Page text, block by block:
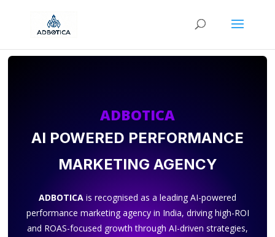
ADBOTICA
AI POWERED PERFORMANCE
MARKETING AGENCY
ADBOTICA is recognised as a leading AI-powered
performance marketing agency in India, driving high-ROI
and ROAS-focused growth through AI-driven strategies,